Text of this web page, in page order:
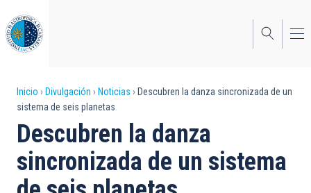
al
contenido
principal
Sobrescribir
enlaces
de
ayuda
Inicio Divulgación Noticias
Descubren la danza sincronizada de un
sistema de seis planetas
Descubren la danza
sincronizada de un sistema